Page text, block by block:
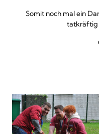
Somit noch mal ein
tatkräftig